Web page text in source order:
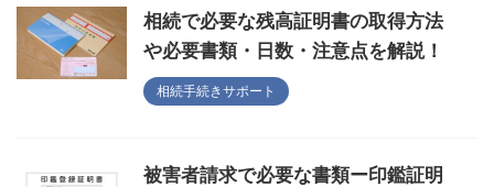
相続で必要な残高証明書の取得方法
や必要書類・日数・注意点を解説！
相続手続きサポート
被害者請求で必要な書類ー印鑑証明